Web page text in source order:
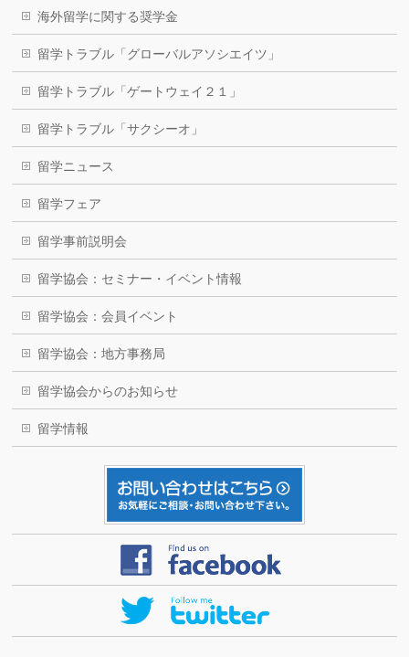
海外留学に関する奨学金
留学トラブル「グローバルアソシエイツ」
留学トラブル「ゲートウェイ２１」
留学トラブル「サクシーオ」
留学ニュース
留学フェア
留学事前説明会
留学協会：セミナー・イベント情報
留学協会：会員イベント
留学協会：地方事務局
留学協会からのお知らせ
留学情報